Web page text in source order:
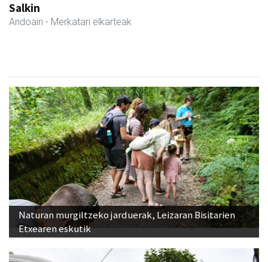
Salkin
Andoain - Merkatari elkarteak
Naturan murgiltzeko jarduerak, Leizaran Bisitarien
Etxearen eskutik